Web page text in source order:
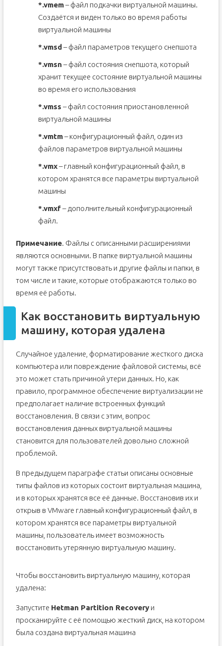
*.vmem– файл подкачки виртуальной машины.
Создаётся и виден только во время работы
виртуальной машины
*.vmsd– файл параметров текущего снепшота
*.vmsn – файл состояния снепшота, который
хранит текущее состояние виртуальной машины
во время его использования
*.vmss – файл состояния приостановленной
виртуальной машины
*.vmtm– конфигурационный файл, один из
файлов параметров виртуальной машины
*.vmx– главный конфигурационный файл, в
котором хранятся все параметры виртуальной
машины
*.vmxf– дополнительный конфигурационный
файл.
Примечание. Файлы с описанными расширениями
являются основными. В папке виртуальной машины
могут также присутствовать и другие файлы и папки, в
том числе и такие, которые отображаются только во
время её работы.
Как восстановить виртуальную
машину, которая удалена
Случайное удаление, форматирование жесткого диска
компьютера или повреждение файловой системы, всё
это может стать причиной утери данных. Но, как
правило, программное обеспечение виртуализации не
предполагает наличие встроенных функций
восстановления. В связи с этим, вопрос
восстановления данных виртуальной машины
становится для пользователей довольно сложной
проблемой.
В предыдущем параграфе статьи описаны основные
типы файлов из которых состоит виртуальная машина,
и в которых хранятся все её данные. Восстановив их и
открыв в VMware главный конфигурационный файл, в
котором хранятся все параметры виртуальной
машины, пользователь имеет возможность
восстановить утерянную виртуальную машину.
Чтобы восстановить виртуальную машину, которая
удалена:
Запустите Hetman Partition Recoveryи
просканируйте с её помощью жесткий диск, на котором
была создана виртуальная машина